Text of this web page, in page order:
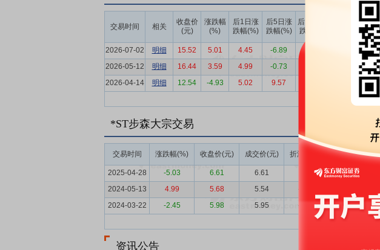
商品)(除依法须经批准的项目外,凭营业执照依法自主开展经营活动)。
测绘服务;广播电视节目制作经营;演出经纪(依法须经批准的项目,经相关
要点3：男装品牌服装的设计、生产和销售
公司坚持男装品牌服装的
“活出男人范”为品牌态度，推出了多类别、多款式的商务休闲男装，
捧与共鸣。报告期内公司继续加强质量监控、产品设计、品牌经营、
加时尚的男装服饰。
要点4：服装行业
2025年，外部环境变乱交织，国际经贸格局深度调
行难度加大。受复杂多变的外部形势、市场竞争加剧等多重因素影响
民消费信心逐步回升，服装内销市场保持温和增长。
要点5：步森品牌优势
公司自成立以来，经过多年的运营和品牌的沉
沉淀了经典的产品系列，建立了深厚的品牌知名度。“步森”品牌已成
国家级荣誉于一身，具有其他品牌无可比拟的唯一性和独特性。依靠风
定的消费群体，多年来深受客户青睐，从容应对市场的瞬息万变。
基于步森品牌多年的历史沉淀，公司在男装市场
交易时间 相关
收盘价
(元)
涨跌幅
(%)
后1日涨
跌幅(%)
后5日涨
跌幅(%)
后10日涨
跌幅(%)
部买入合
上
部
2026-07-02 明细 15.52 5.01 4.45 -6.89 -8.57 1089.59
2026-05-12
明细 16.44 3.59 4.99 -0.73 2541.14
2026-04-14
明细 12.54 -4.93 5.02 9.57
*ST步森大宗交易
交易时间 涨跌幅(%) 收盘价(元) 成交价(元) 折溢率(%) 成交量(万股)
2025-04-28 -5.03 6.61 6.61 30.32
2024-05-13
4.99 5.68 5.54 -2.46
2024-03-22
-2.45 5.98 5.95 -0.50 50.00
资讯公告 个股